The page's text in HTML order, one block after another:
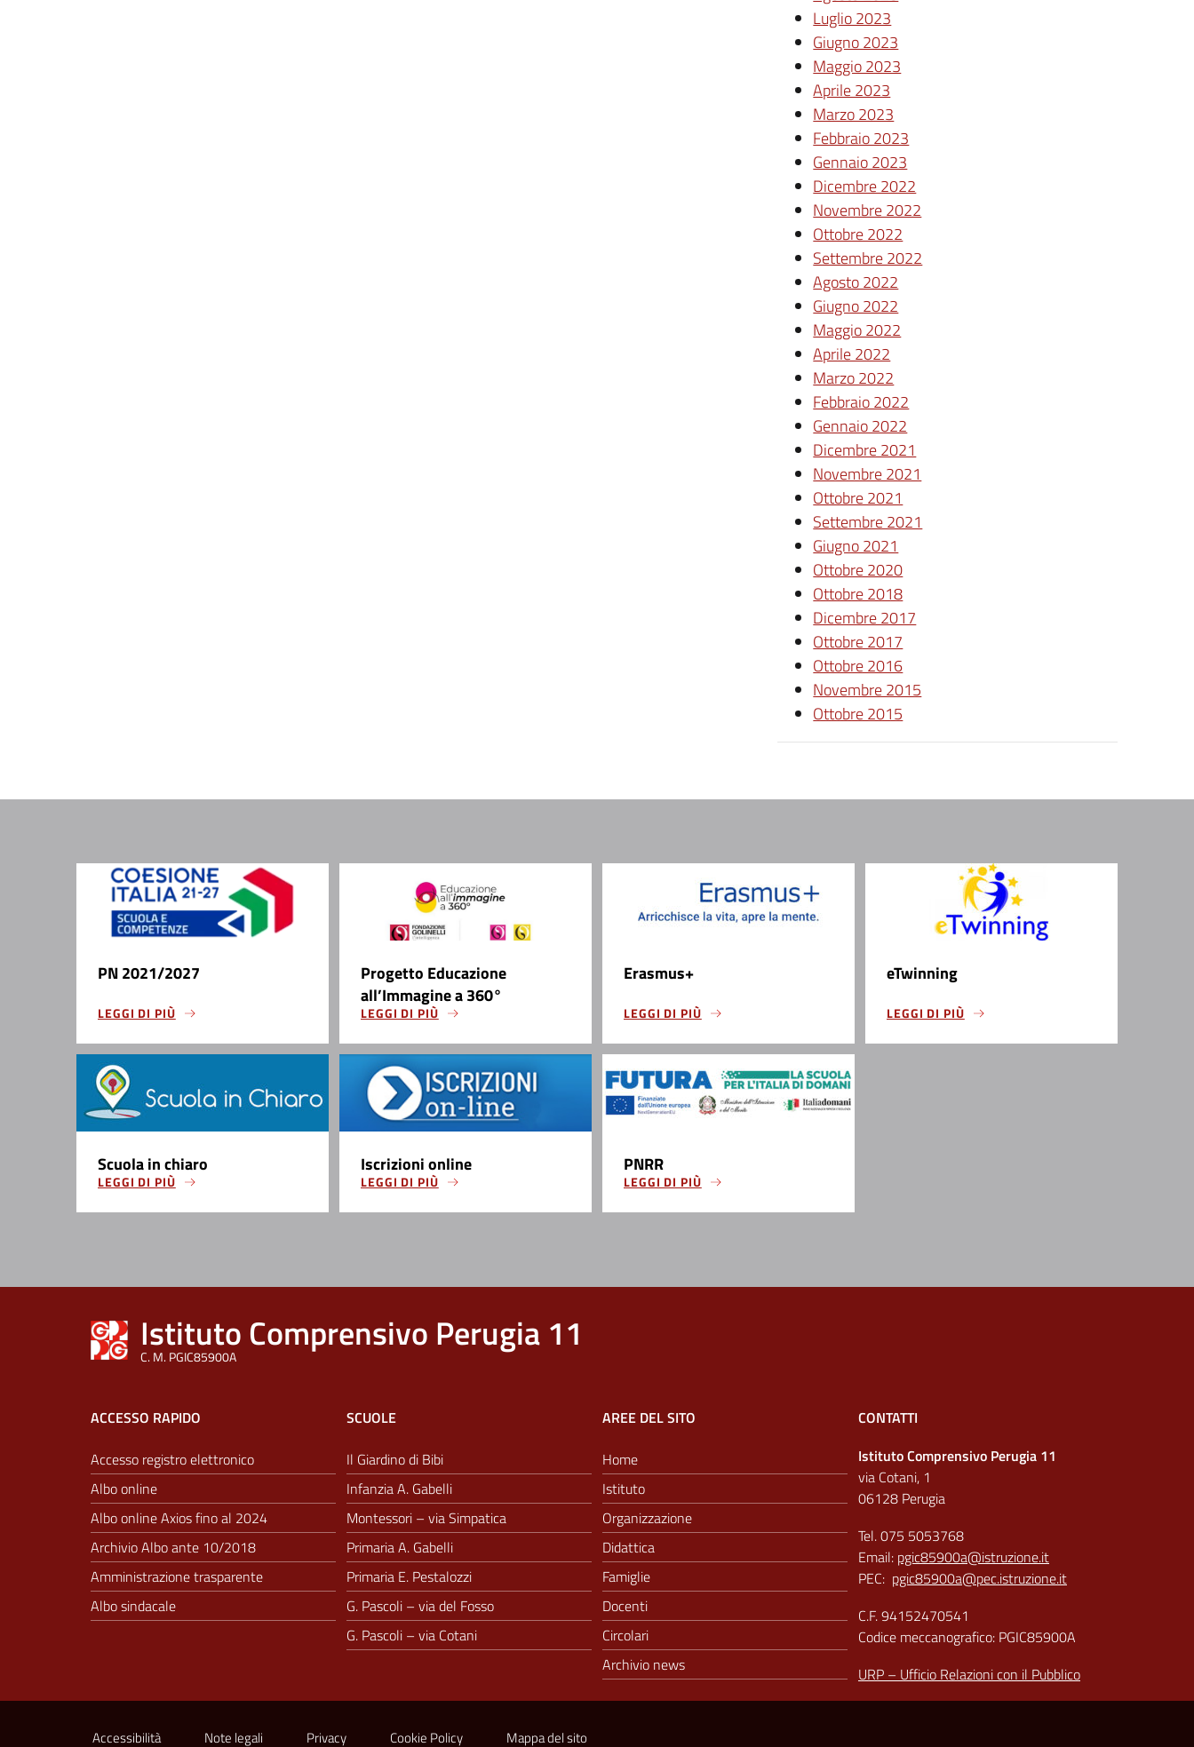
Luglio 2023
Giugno 2023
Maggio 2023
Aprile 2023
Marzo 2023
Febbraio 2023
Gennaio 2023
Dicembre 2022
Novembre 2022
Ottobre 2022
Settembre 2022
Agosto 2022
Giugno 2022
Maggio 2022
Aprile 2022
Marzo 2022
Febbraio 2022
Gennaio 2022
Dicembre 2021
Novembre 2021
Ottobre 2021
Settembre 2021
Giugno 2021
Ottobre 2020
Ottobre 2018
Dicembre 2017
Ottobre 2017
Ottobre 2016
Novembre 2015
Ottobre 2015
PN 2021/2027
LEGGI DI PIÙ
Progetto Educazione
all’Immagine a 360°
LEGGI DI PIÙ
Erasmus+
LEGGI DI PIÙ
eTwinning
LEGGI DI PIÙ
Scuola in chiaro
LEGGI DI PIÙ
Iscrizioni online
LEGGI DI PIÙ
PNRR
LEGGI DI PIÙ
Istituto Comprensivo Perugia 11
C. M. PGIC85900A
ACCESSO RAPIDO
Accesso registro elettronico
Albo online
Albo online Axios fino al 2024
Archivio Albo ante 10/2018
Amministrazione trasparente
Albo sindacale
SCUOLE
Il Giardino di Bibi
Infanzia A. Gabelli
Montessori – via Simpatica
Primaria A. Gabelli
Primaria E. Pestalozzi
G. Pascoli – via del Fosso
G. Pascoli – via Cotani
AREE DEL SITO
Home
Istituto
Organizzazione
Didattica
Famiglie
Docenti
Circolari
Archivio news
CONTATTI
Istituto Comprensivo Perugia 11
via Cotani, 1
06128 Perugia
Tel. 075 5053768
Email: pgic85900a@istruzione.it
PEC: pgic85900a@pec.istruzione.it
C.F. 94152470541
Codice meccanografico: PGIC85900A
URP – Ufficio Relazioni con il Pubblico
Accessibilità Note legali Privacy Cookie Policy Mappa del sito